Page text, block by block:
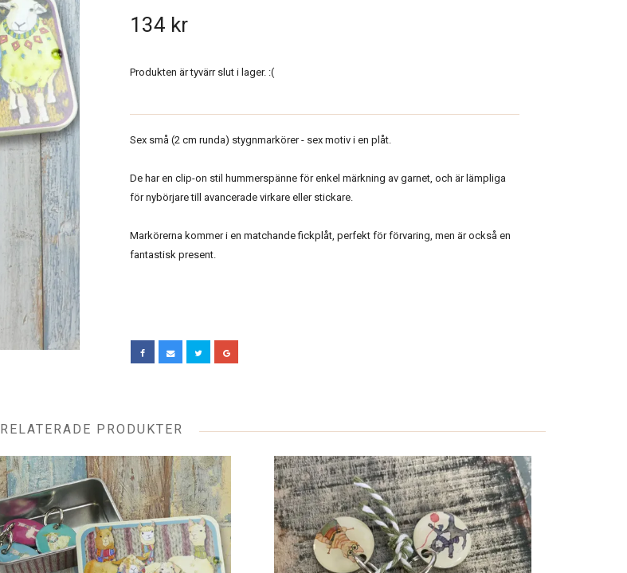
134 kr
Produkten är tyvärr slut i lager. :(
Sex små (2 cm runda) stygnmarkörer - sex motiv i en plåt.
De har en clip-on stil hummerspänne för enkel märkning av garnet, och är lämpliga
för nybörjare till avancerade virkare eller stickare.
Markörerna kommer i en matchande fickplåt, perfekt för förvaring, men är också en
fantastisk present.
RELATERADE PRODUKTER